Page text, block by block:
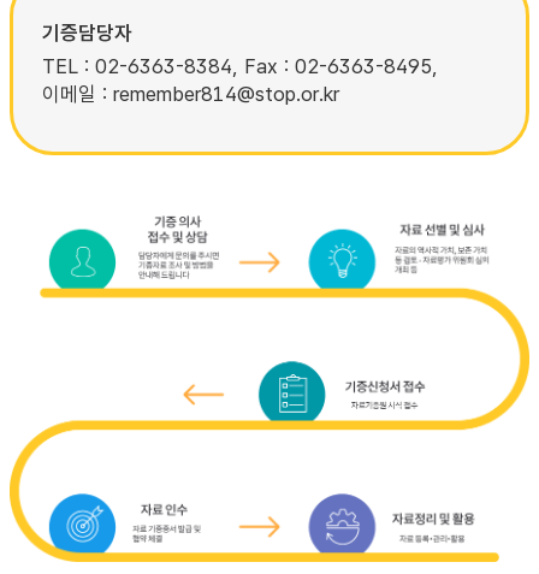
기증담당자
TEL : 02-6363-8384, Fax : 02-6363-8495,
이메일 : remember814@stop.or.kr